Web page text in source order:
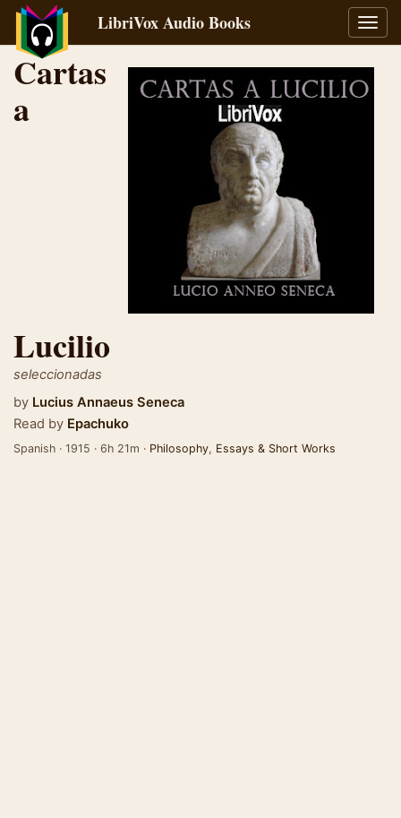
LibriVox Audio Books
Cartas
a
Lucilio
seleccionadas
by Lucius Annaeus Seneca
Read by Epachuko
Spanish · 1915 · 6h 21m · Philosophy, Essays & Short Works